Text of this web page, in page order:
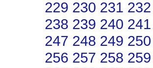
229 230 231 232
238 239 240 241
247 248 249 250
256 257 258 259